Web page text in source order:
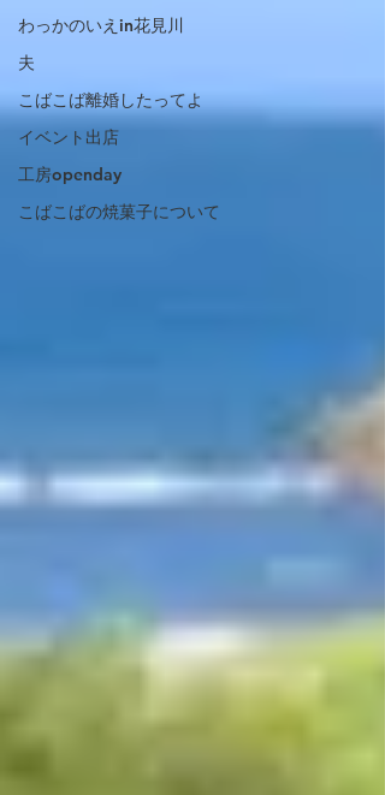
わっかのいえin花見川
夫
こばこば離婚したってよ
イベント出店
工房openday
こばこばの焼菓子について